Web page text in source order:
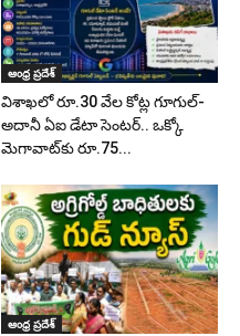
ఆంధ్ర ప్రదేశ్
విశాఖలో రూ.30 వేల కోట్ల గూగుల్-
అదానీ ఏఐ డేటా సెంటర్.. ఒక్కో
మెగావాట్‌కు రూ.75...
ఆంధ్ర ప్రదేశ్